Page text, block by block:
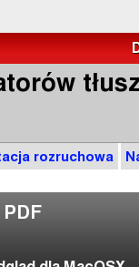
rozruchowa